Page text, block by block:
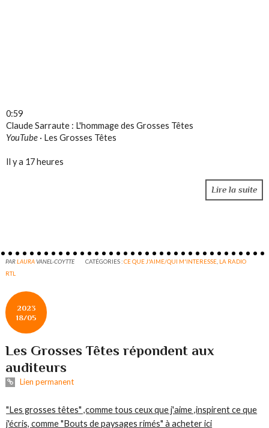
0:59
Claude Sarraute : L'hommage des Grosses Têtes
YouTube · Les Grosses Têtes
Il y a 17 heures
Lire la suite
PARLAURAVANEL-COYTTE CATÉGORIES :CE QUE J'AIME/QUI M'INTERESSE LA RADIO
RTL
2023
18/05
Les Grosses Têtes répondent aux
auditeurs
Lien permanent
"Les grosses têtes" ,comme tous ceux que j'aime ,inspirent ce que
j'écris, comme "Bouts de paysages rimés" à acheter ici